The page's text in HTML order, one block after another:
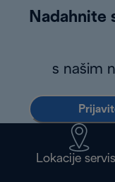
Nadahnite
s našim
Lokacije